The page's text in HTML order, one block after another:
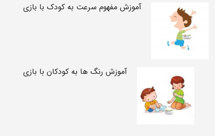
آموزش مفهوم سرعت به کودک با بازی
آموزش رنگ ها به کودکان با بازی